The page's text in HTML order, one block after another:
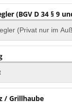
(BGV D 34 § 9
/ Grillhaube